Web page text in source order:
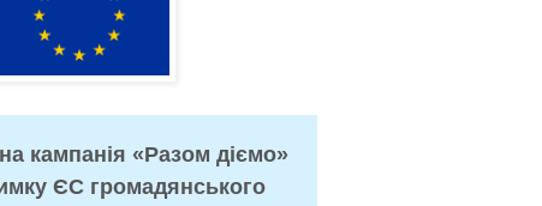
кампанія «Разом діємо»
ЄС громадянського